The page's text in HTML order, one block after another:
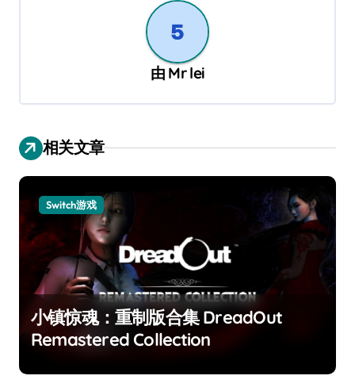
由 Mr lei
相关文章
Switch游戏
小镇惊魂：重制版合集 DreadOut
Remastered Collection